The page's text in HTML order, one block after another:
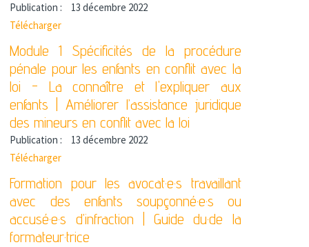
Publication :
13 décembre 2022
Télécharger
Module 1 Spécificités de la procédure
pénale pour les enfants en conflit avec la
loi - La connaître et l'expliquer aux
enfants | Améliorer l’assistance juridique
des mineurs en conflit avec la loi
Publication :
13 décembre 2022
Télécharger
Formation pour les avocat·e·s travaillant
avec des enfants soupçonné·e·s ou
accusé·e·s d’infraction | Guide du·de la
formateur·trice